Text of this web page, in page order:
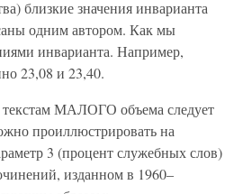
близкие значения инварианта
одним автором. Как мы
инварианта. Например,
23,08 и 23,40.
текстам МАЛОГО объема следует
проиллюстрировать на
3 (процент служебных слов)
изданном в 1960–